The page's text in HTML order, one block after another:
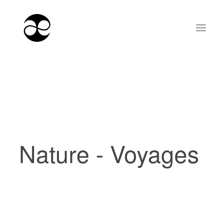
Nature - Voyages